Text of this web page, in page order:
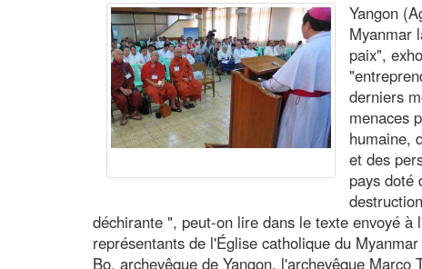
Yangon
Myanmar
paix",
derniers
menaces
humaine,
et des
pays doté
déchirante ", peut-on lire dans le texte envoyé à
représentants de l'Église catholique du
Bo, archevêque de Yangon, l'archevêque